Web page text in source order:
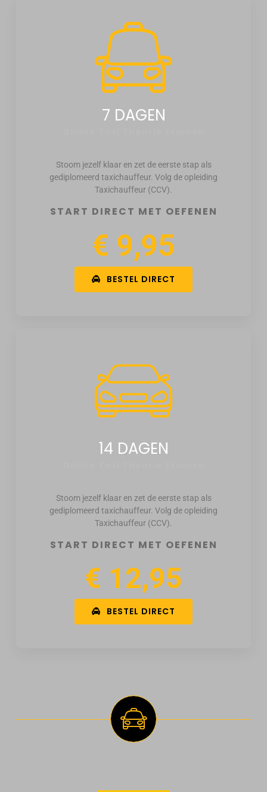
7 DAGEN
Stoom jezelf klaar en zet de eerste stap als
gediplomeerd taxichauffeur. Volg de opleiding
Taxichauffeur (CCV).
START DIRECT MET OEFENEN
€ 9,95
BESTEL DIRECT
14 DAGEN
Stoom jezelf klaar en zet de eerste stap als
gediplomeerd taxichauffeur. Volg de opleiding
Taxichauffeur (CCV).
START DIRECT MET OEFENEN
€ 12,95
BESTEL DIRECT